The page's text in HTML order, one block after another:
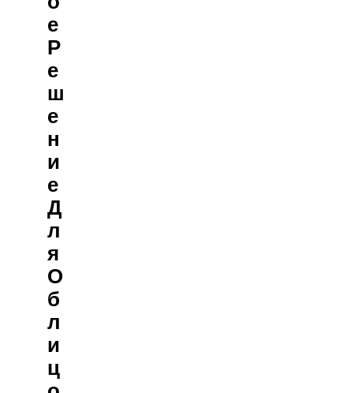
Е
Р
Е
Ш
Е
Н
И
Е
Д
Л
Я
О
Б
Л
И
Ц